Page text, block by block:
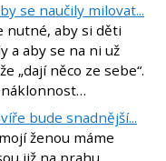
se naučily milovat...
nutné, aby si děti
a aby se na ni už
„dají něco ze sebe“.
náklonnost…
bude snadnější...
ženou máme